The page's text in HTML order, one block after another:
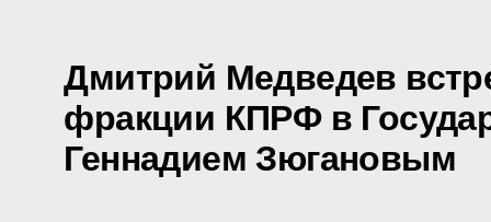
Дмитрий Медведев
фракции КПРФ в
Геннадием Зюгановым